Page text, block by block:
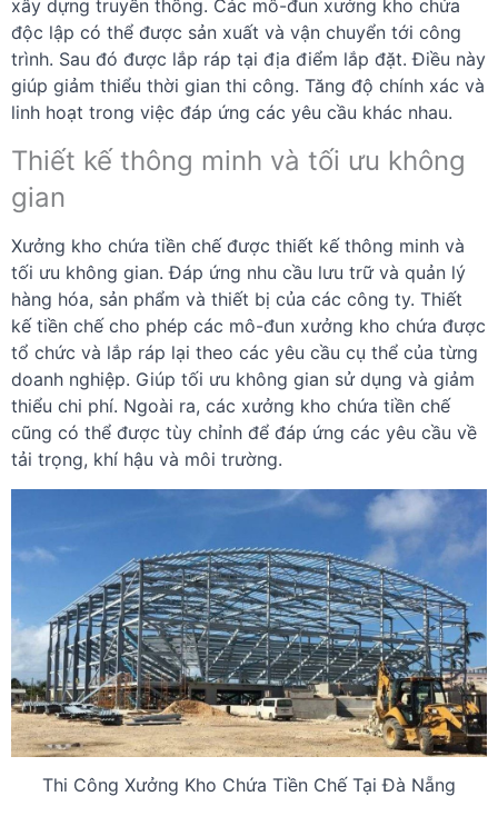
xây dựng truyền thống. Các mô-đun xưởng kho chứa
độc lập có thể được sản xuất và vận chuyển tới công
trình. Sau đó được lắp ráp tại địa điểm lắp đặt. Điều này
giúp giảm thiểu thời gian thi công. Tăng độ chính xác và
linh hoạt trong việc đáp ứng các yêu cầu khác nhau.
Thiết kế thông minh và tối ưu không
gian
Xưởng kho chứa tiền chế được thiết kế thông minh và
tối ưu không gian. Đáp ứng nhu cầu lưu trữ và quản lý
hàng hóa, sản phẩm và thiết bị của các công ty. Thiết
kế tiền chế cho phép các mô-đun xưởng kho chứa được
tổ chức và lắp ráp lại theo các yêu cầu cụ thể của từng
doanh nghiệp. Giúp tối ưu không gian sử dụng và giảm
thiểu chi phí. Ngoài ra, các xưởng kho chứa tiền chế
cũng có thể được tùy chỉnh để đáp ứng các yêu cầu về
tải trọng, khí hậu và môi trường.
Thi Công Xưởng Kho Chứa Tiền Chế Tại Đà Nẵng